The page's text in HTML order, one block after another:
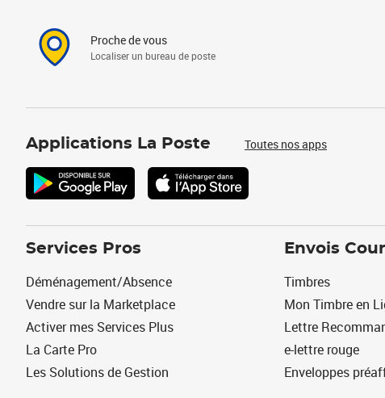
Proche de vous
Localiser un bureau de poste
Applications La Poste Toutes nos apps
Services Pros
Déménagement/Absence
Vendre sur la Marketplace
Activer mes Services Plus
La Carte Pro
Les Solutions de Gestion
Envois
Timbres
Mon Timbre en
Lettre
e-lettre rouge
Enveloppes